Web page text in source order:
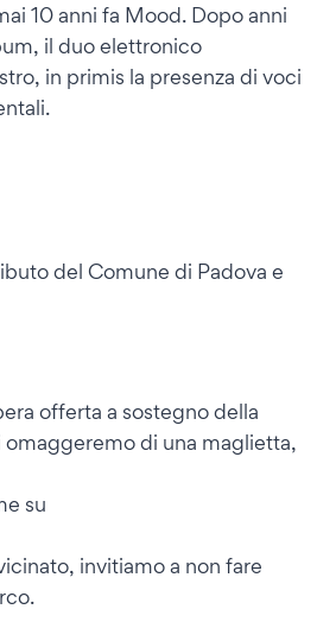
10 anni fa Mood. Dopo anni
il duo elettronico
in primis la presenza di voci
del Comune di Padova e
offerta a sostegno della
omaggeremo di una maglietta,
su
invitiamo a non fare